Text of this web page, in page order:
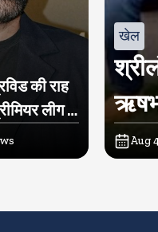
की राह
लीग में
खेल
ऋषभ
Aug